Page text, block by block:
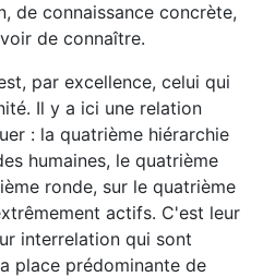
de connaissance concrète,
de connaître.
par excellence, celui qui
Il y a ici une relation
: la quatrième hiérarchie
humaines, le quatrième
ronde, sur le quatrième
actifs. C'est leur
interrelation qui sont
place prédominante de